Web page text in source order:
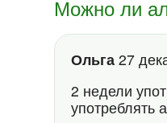
Можно ли
Ольга 27
2 недели
употреблять